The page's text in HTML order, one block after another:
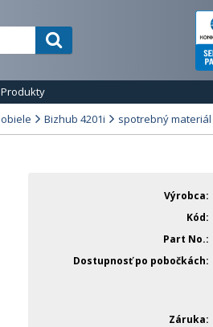
Produkty
Bizhub 4201i spotrebný materiál
Výrobca
Kód
Part No.
Dostupnosť po pobočkách
Záruka